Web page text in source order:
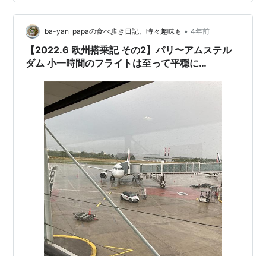
見ておこうと窓の外に目を向ける。滑走路脇の草むらか
ら一羽の鳥が垂直に飛び上がった。雲雀だ。垂直離陸す
るのは知っていたが、見たのは初めてだった。そして目
を草むらに戻すと、今度はうさ…
ba-yan_papaの食べ歩き日記、時々趣味も • 4年前
【2022.6 欧州搭乗記 その2】パリ〜アムステル
ダム 小一時間のフライトは至って平穏に…